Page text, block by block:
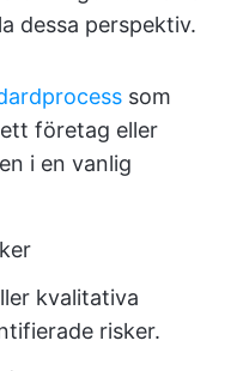
dessa perspektiv.
som
företag eller
i en vanlig
kvalitativa
risker.